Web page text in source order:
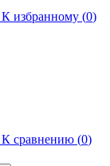
К избранному (0)
К сравнению (0)